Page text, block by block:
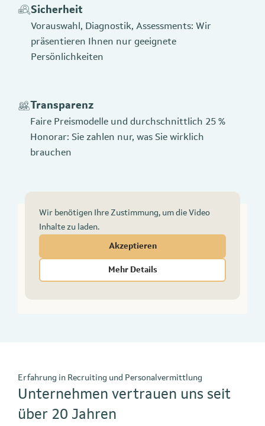
Sicherheit
Vorauswahl, Diagnostik, Assessments: Wir
präsentieren Ihnen nur geeignete
Persönlichkeiten
Transparenz
Faire Preismodelle und durchschnittlich 25 %
Honorar: Sie zahlen nur, was Sie wirklich
brauchen
Videoinhalte anzeigen
Wir benötigen Ihre Zustimmung, um die Video
Inhalte zu laden.
Akzeptieren
Mehr Details
Erfahrung in Recruiting und Personalvermittlung
Unternehmen vertrauen uns seit
über 20 Jahren